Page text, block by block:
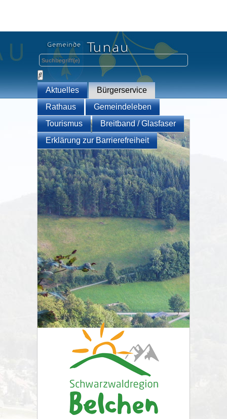
Aktuelles
Bürgerservice
Rathaus
Gemeindeleben
Tourismus
Breitband / Glasfaser
Erklärung zur Barrierefreiheit